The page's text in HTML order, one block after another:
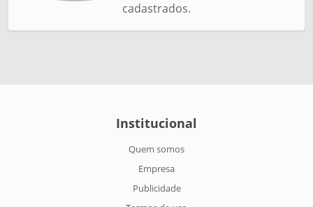
cadastrados.
Institucional
Quem somos
Empresa
Publicidade